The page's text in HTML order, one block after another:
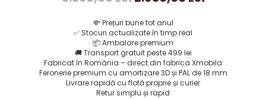
💸 Prețuri bune tot anul
✅ Stocuri actualizate în timp real
📦Ambalare premium
🚚 Transport gratuit peste 499 lei
Fabricat în România – direct din fabrica Xmobila
Feronerie premium cu amortizare 3D și PAL de 18 mm
Livrare rapidă cu flotă proprie și curier
Retur simplu și rapid